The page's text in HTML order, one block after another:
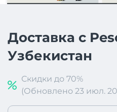
Доставка с
Узбекистан
Скидки до 70%
(Обновлено 23 июл.